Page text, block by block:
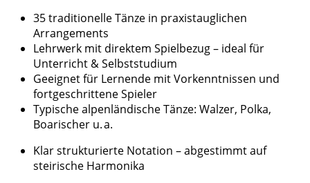
35 traditionelle Tänze in praxistauglichen
Arrangements
Lehrwerk mit direktem Spielbezug – ideal für
Unterricht & Selbststudium
Geeignet für Lernende mit Vorkenntnissen und
fortgeschrittene Spieler
Typische alpenländische Tänze: Walzer, Polka,
Boarischer u. a.
Klar strukturierte Notation – abgestimmt auf
steirische Harmonika